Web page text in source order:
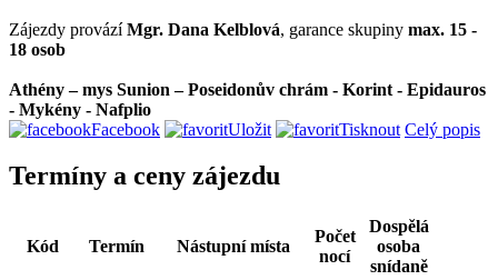
Zájezdy provázíMgr. Dana Kelblová, garance skupiny max. 15 -
18 osob
Athény – mys Sunion – Poseidonův chrám - Korint - Epidauros
- Mykény - Nafplio
Facebook
Uložit Tisknout Celý popis
Termíny a ceny zájezdu
Kód Termín Nástupní místa
Počet
nocí
Dospělá
osoba
snídaně